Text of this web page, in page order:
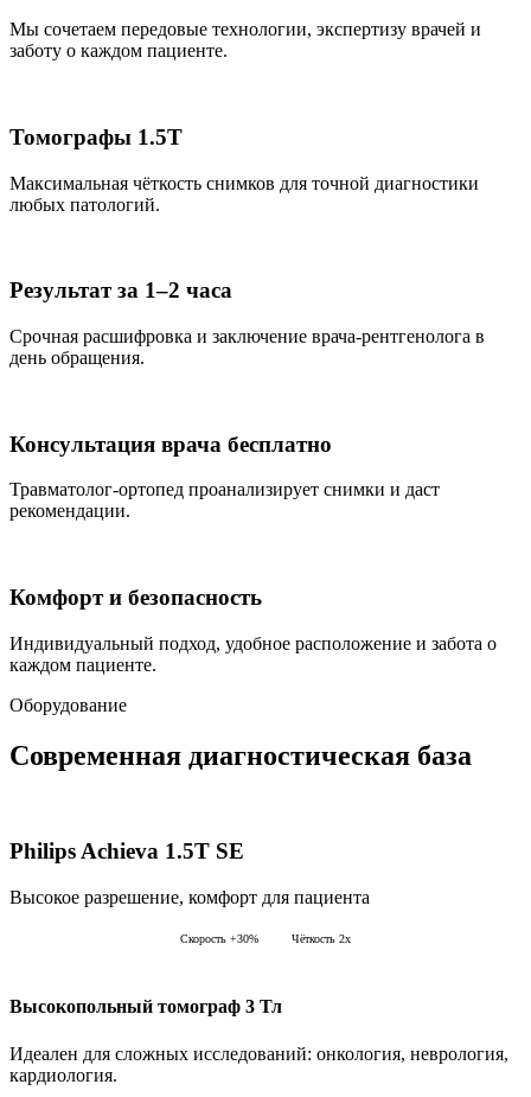
Мы сочетаем передовые технологии, экспертизу врачей и
заботу о каждом пациенте.
Томографы 1.5T
Максимальная чёткость снимков для точной диагностики
любых патологий.
Результат за 1–2 часа
Срочная расшифровка и заключение врача-рентгенолога в
день обращения.
Консультация врача бесплатно
Травматолог-ортопед проанализирует снимки и даст
рекомендации.
Комфорт и безопасность
Индивидуальный подход, удобное расположение и забота о
каждом пациенте.
Оборудование
Современная диагностическая база
Philips Achieva 1.5T SE
Высокое разрешение, комфорт для пациента
Скорость +30% Чёткость 2x
Высокопольный томограф 3 Тл
Идеален для сложных исследований: онкология, неврология,
кардиология.